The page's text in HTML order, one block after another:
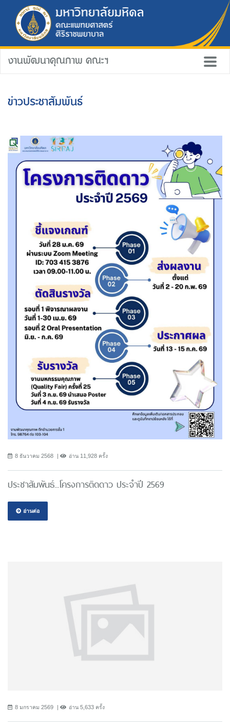
งานพัฒนาคุณภาพ คณะฯ
ข่าวประชาสัมพันธ์
8 ธันวาคม 2568 อ่าน 11,928 ครั้ง
ประชาสัมพันธ์...โครงการติดดาว ประจำปี 2569
อ่านต่อ
8 มกราคม 2569 อ่าน 5,633 ครั้ง